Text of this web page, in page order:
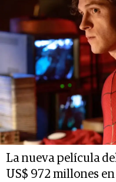
La nueva película
US$ 972 millones